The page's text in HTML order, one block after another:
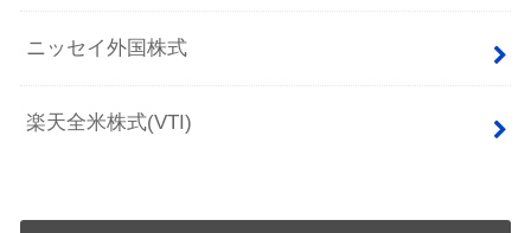
ニッセイ外国株式
楽天全米株式(VTI)